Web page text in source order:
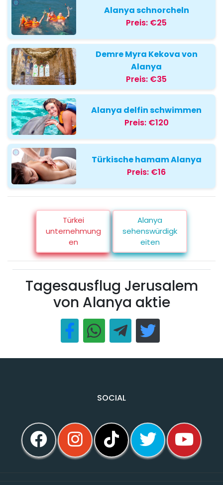
Alanya schnorcheln
Preis: €25
Demre Myra Kekova von
Alanya
Preis: €35
Alanya delfin schwimmen
Preis: €120
Türkische hamam Alanya
Preis: €16
Türkei
unternehmung
en
Alanya
sehenswürdigk
eiten
Tagesausflug Jerusalem
von Alanya aktie
SOCIAL